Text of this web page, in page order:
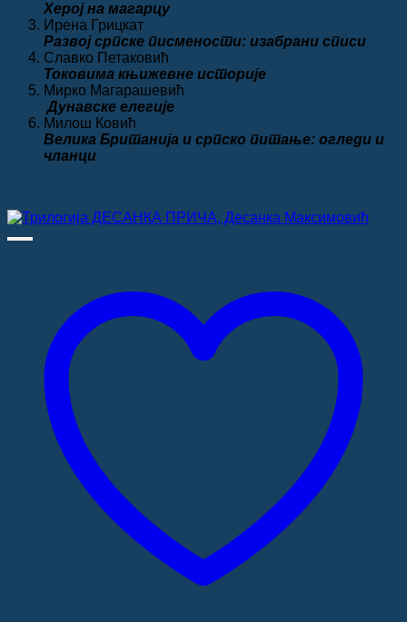
Херој на магарцу
Ирена Грицкат
Развој српске писмености: изабрани списи
Славко Петаковић
Токовима књижевне историје
Мирко Магарашевић
Дунавске елегије
Милош Ковић
Велика Британија и српско питање: огледи и
чланци